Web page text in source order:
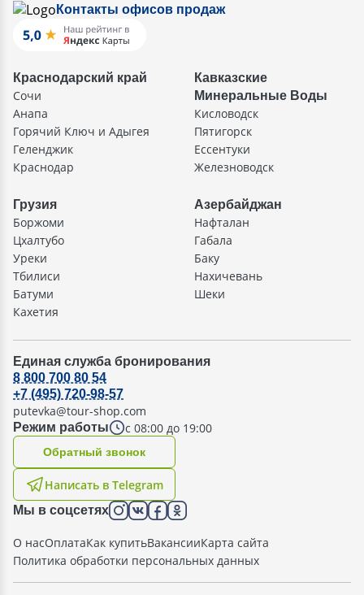
Контакты офисов продаж
Краснодарский край
Сочи
Анапа
Горячий Ключ и Адыгея
Геленджик
Краснодар
Кавказские
Минеральные Воды
Кисловодск
Пятигорск
Ессентуки
Железноводск
Грузия
Боржоми
Цхалтубо
Уреки
Тбилиси
Батуми
Кахетия
Азербайджан
Нафталан
Габала
Баку
Нахичевань
Шеки
Единая служба бронирования
Режим работы с 08:00 до 19:00
8 800 700 80 54
+7 (495) 720-98-57
putevka@tour-shop.com
Написать в Telegram
Oбратный звонок
Мы в соцсетях
О насОплатаКак купитьВакансииКарта сайта
Политика обработки персональных данных